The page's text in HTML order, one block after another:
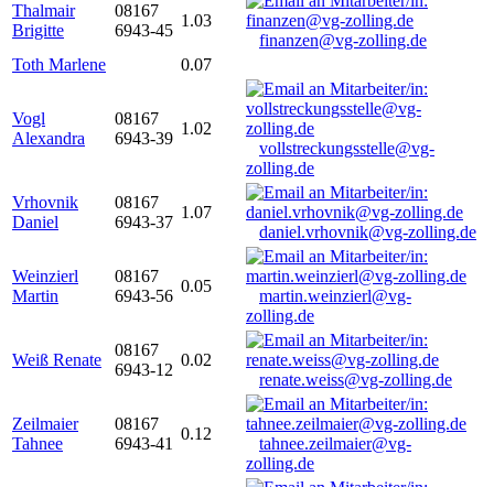
Thalmair
Brigitte
08167
6943-45
1.03
finanzen@vg-zolling.de
Toth Marlene
0.07
Vogl
Alexandra
08167
6943-39
1.02
vollstreckungsstelle@vg-
zolling.de
Vrhovnik
Daniel
08167
6943-37
1.07
daniel.vrhovnik@vg-zolling.de
Weinzierl
Martin
08167
6943-56
0.05
martin.weinzierl@vg-
zolling.de
Weiß Renate
08167
6943-12
0.02
renate.weiss@vg-zolling.de
Zeilmaier
Tahnee
08167
6943-41
0.12
tahnee.zeilmaier@vg-
zolling.de